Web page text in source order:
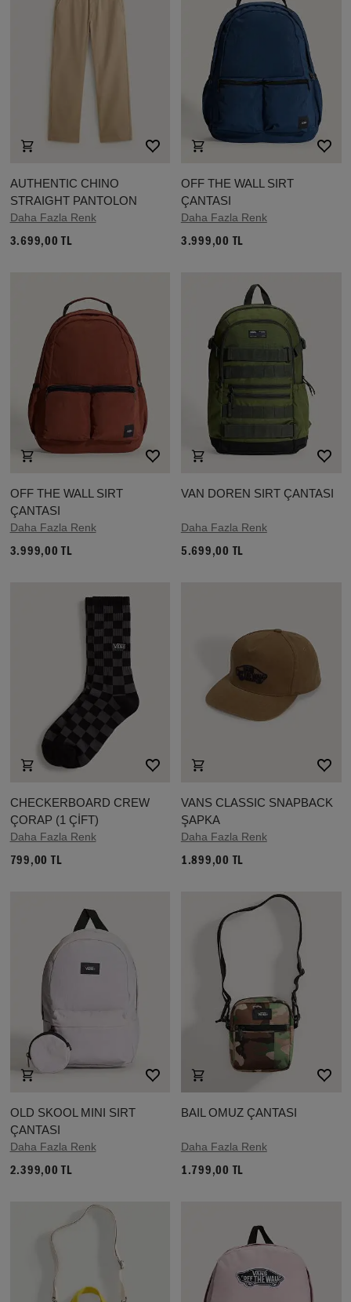
AUTHENTIC CHINO
STRAIGHT PANTOLON
Daha Fazla Renk
3.699,00 TL
OFF THE WALL SIRT
ÇANTASI
Daha Fazla Renk
3.999,00 TL
OFF THE WALL SIRT
ÇANTASI
Daha Fazla Renk
3.999,00 TL
VAN DOREN SIRT ÇANTASI
Daha Fazla Renk
5.699,00 TL
CHECKERBOARD CREW
ÇORAP (1 ÇİFT)
Daha Fazla Renk
799,00 TL
VANS CLASSIC SNAPBACK
ŞAPKA
Daha Fazla Renk
1.899,00 TL
OLD SKOOL MINI SIRT
ÇANTASI
Daha Fazla Renk
2.399,00 TL
BAIL OMUZ ÇANTASI
Daha Fazla Renk
1.799,00 TL